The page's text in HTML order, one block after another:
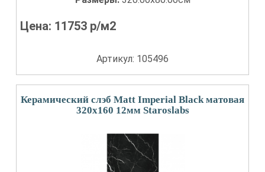
Цена: 11753 р/м2
Артикул: 105496
Керамический слэб Matt Imperial Black матовая
320x160 12мм Staroslabs